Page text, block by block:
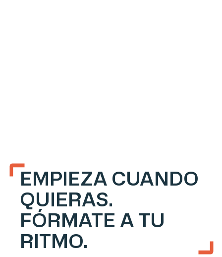
EMPIEZA CUANDO
QUIERAS.
FÓRMATE A TU
RITMO.